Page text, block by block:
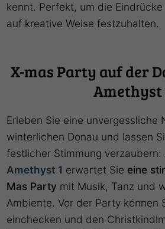
kennt. Perfekt, um die
auf kreative Weise festzuhalten.
X-mas Party auf der
Amethyst
Erleben Sie eine unvergessliche
winterlichen Donau und lassen
festlicher Stimmung verzaubern:
Amethyst 1 erwartet Sie eine
Mas Party mit Musik, Tanz und
Ambiente. Vor der Party können
einchecken und den